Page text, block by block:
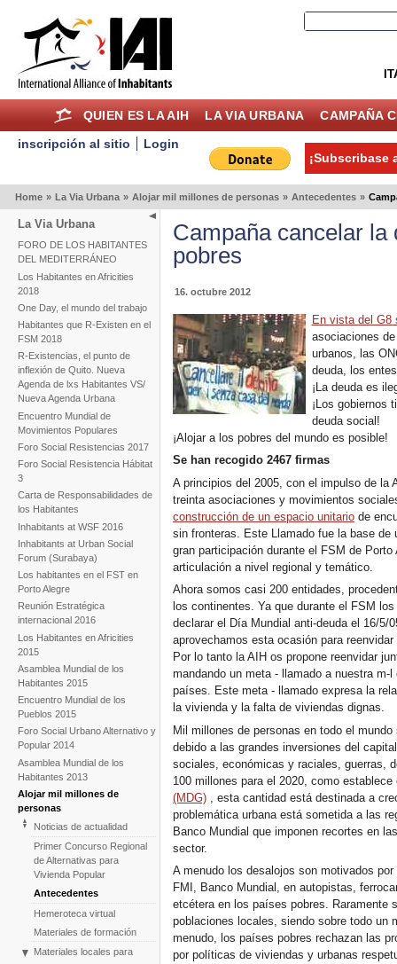
QUIEN ES LA AIH LA VIA URBANA CAMPAÑA
inscripción al sitio
Login
¡Subscribase
Home » La Via Urbana » Alojar mil millones de personas » Antecedentes »
La Via Urbana
FORO DE LOS HABITANTES
DEL MEDITERRÁNEO
Los Habitantes en Africities
2018
One Day, el mundo del trabajo
Habitantes que R-Existen en el
FSM 2018
R-Existencias, el punto de
inflexión de Quito. Nueva
Agenda de lxs Habitantes VS/
Nueva Agenda Urbana
Encuentro Mundial de
Movimientos Populares
Foro Social Resistencias 2017
Foro Social Resistencia Hábitat
3
Carta de Responsabilidades de
los Habitantes
Inhabitants at WSF 2016
Inhabitants at Urban Social
Forum (Surabaya)
Los habitantes en el FST en
Porto Alegre
Reunión Estratégica
internacional 2016
Los Habitantes en Africities
2015
Asamblea Mundial de los
Habitantes 2015
Encuentro Mundial de los
Pueblos 2015
Foro Social Urbano Alternativo y
Popular 2014
Asamblea Mundial de los
Habitantes 2013
Alojar mil millones de
personas
Noticias de actualidad
Primer Concurso Regional
de Alternativas para
Vivienda Popular
Antecedentes
Hemeroteca virtual
Materiales de formación
Materiales locales para
Campaña cancelar la
pobres
16. octubre 2012
En vista del G8
asociaciones
urbanos, las
deuda, los
¡La deuda es
¡Los gobiernos
deuda social!
¡Alojar a los pobres del mundo es posible!
Se han recogido 2467 firmas
A principios del 2005, con el impulso de la
treinta asociaciones y movimientos
construcción de un espacio unitario de
sin fronteras. Este Llamado fue la base
gran participación durante el FSM de
articulación a nivel regional y temático.
Ahora somos casi 200 entidades,
los continentes. Ya que durante el FSM
declarar el Día Mundial anti-deuda el 16/5/
aprovechamos esta ocasión para
Por lo tanto la AIH os propone reenvidar
mandando un meta - llamado a nuestra
países. Este meta - llamado expresa la
la vivienda y la falta de viviendas dignas.
Mil millones de personas en todo el
debido a las grandes inversiones del
sociales, económicas y raciales, guerras,
100 millones para el 2020, como
(MDG) , esta cantidad está destinada a
problemática urbana está sometida a las
Banco Mundial que imponen recortes en
sector.
A menudo los desalojos son motivados
FMI, Banco Mundial, en autopistas,
etcétera en los países pobres. Raramente
poblaciones locales, siendo sobre todo un
menudo, los países pobres rechazan las
por políticas de viviendas y urbanas